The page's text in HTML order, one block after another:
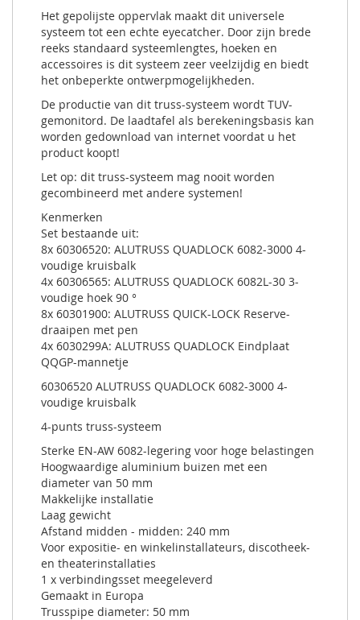
Het gepolijste oppervlak maakt dit universele
systeem tot een echte eyecatcher. Door zijn brede
reeks standaard systeemlengtes, hoeken en
accessoires is dit systeem zeer veelzijdig en biedt
het onbeperkte ontwerpmogelijkheden.
De productie van dit truss-systeem wordt TUV-
gemonitord. De laadtafel als berekeningsbasis kan
worden gedownload van internet voordat u het
product koopt!
Let op: dit truss-systeem mag nooit worden
gecombineerd met andere systemen!
Kenmerken
Set bestaande uit:
8x 60306520: ALUTRUSS QUADLOCK 6082-3000 4-
voudige kruisbalk
4x 60306565: ALUTRUSS QUADLOCK 6082L-30 3-
voudige hoek 90 °
8x 60301900: ALUTRUSS QUICK-LOCK Reserve-
draaipen met pen
4x 6030299A: ALUTRUSS QUADLOCK Eindplaat
QQGP-mannetje
60306520 ALUTRUSS QUADLOCK 6082-3000 4-
voudige kruisbalk
4-punts truss-systeem
Sterke EN-AW 6082-legering voor hoge belastingen
Hoogwaardige aluminium buizen met een
diameter van 50 mm
Makkelijke installatie
Laag gewicht
Afstand midden - midden: 240 mm
Voor expositie- en winkelinstallateurs, discotheek-
en theaterinstallaties
1 x verbindingsset meegeleverd
Gemaakt in Europa
Trusspipe diameter: 50 mm